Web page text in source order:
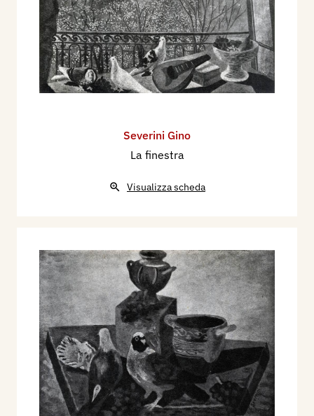
Severini Gino
La finestra
Visualizza scheda